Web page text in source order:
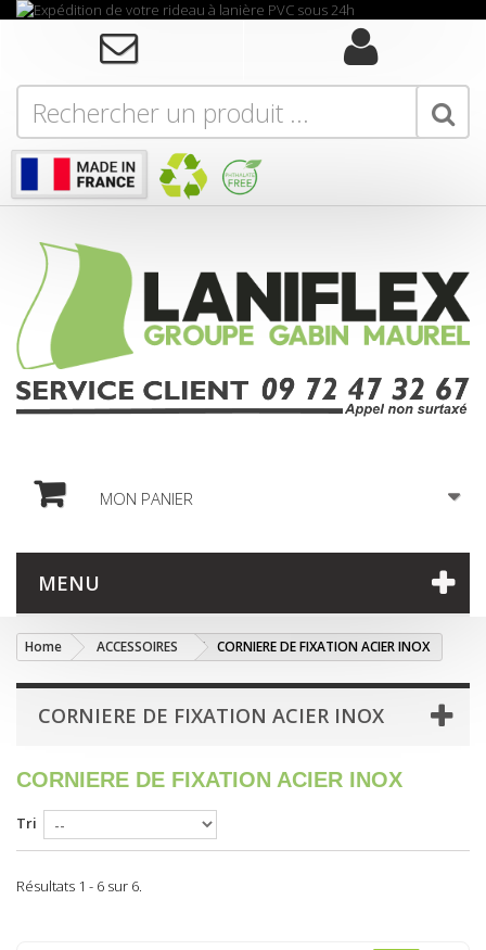
MON PANIER
MENU
Home ACCESSOIRES CORNIERE DE FIXATION ACIER INOX
CORNIERE DE FIXATION ACIER INOX
CORNIERE DE FIXATION ACIER INOX
Tri
Résultats 1 - 6 sur 6.